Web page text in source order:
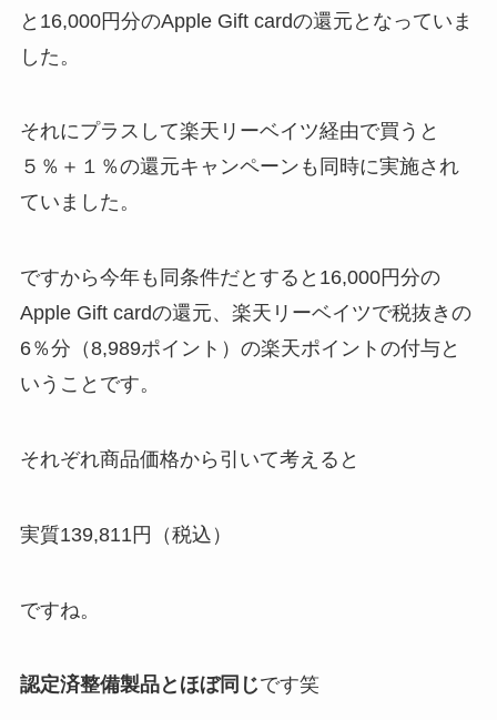
と16,000円分のApple Gift cardの還元となっていま
した。
それにプラスして楽天リーベイツ経由で買うと
５％＋１％の還元キャンペーンも同時に実施され
ていました。
ですから今年も同条件だとすると16,000円分の
Apple Gift cardの還元、楽天リーベイツで税抜きの
6％分（8,989ポイント）の楽天ポイントの付与と
いうことです。
それぞれ商品価格から引いて考えると
実質139,811円（税込）
ですね。
認定済整備製品とほぼ同じです笑